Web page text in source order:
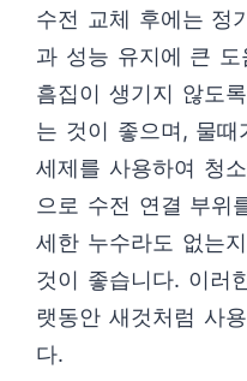
수전 교체 후에는 정
과 성능 유지에 큰
흠집이 생기지 않도
는 것이 좋으며, 물
세제를 사용하여 청
으로 수전 연결 부위
세한 누수라도 없는
것이 좋습니다. 이러
랫동안 새것처럼 사
다.